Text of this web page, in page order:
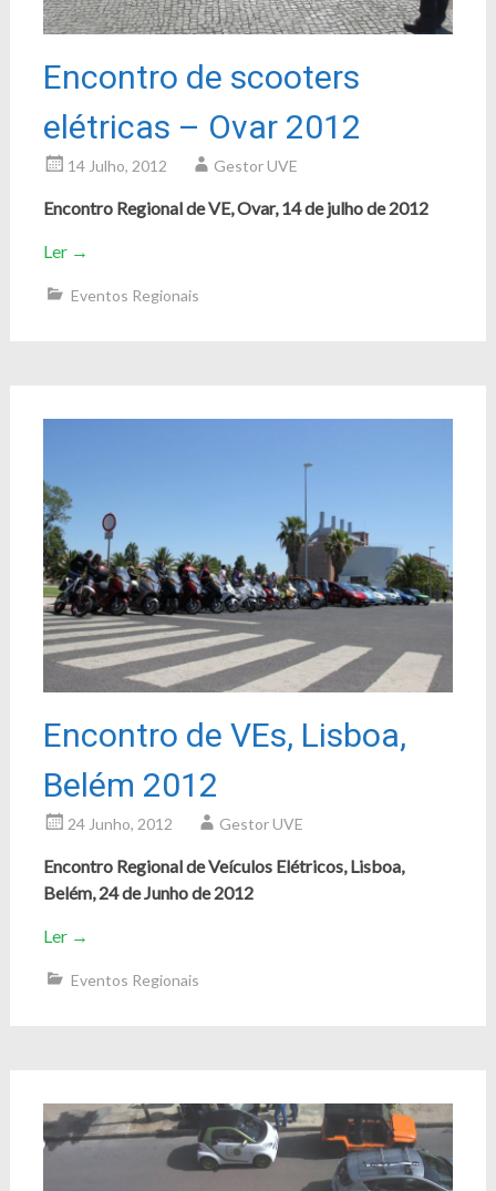
Encontro de scooters
elétricas – Ovar 2012
14 Julho, 2012 Gestor UVE
Encontro Regional de VE, Ovar, 14 de julho de 2012
Ler →
Eventos Regionais
Encontro de VEs, Lisboa,
Belém 2012
24 Junho, 2012 Gestor UVE
Encontro Regional de Veículos Elétricos, Lisboa,
Belém, 24 de Junho de 2012
Ler →
Eventos Regionais